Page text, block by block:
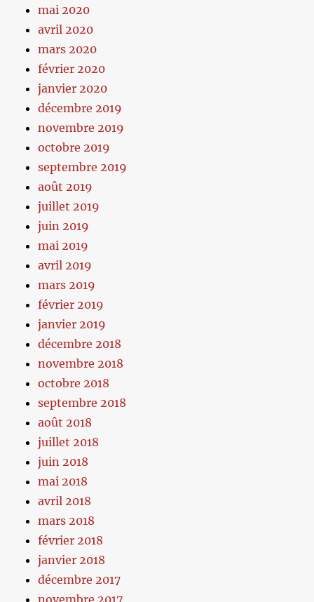
mai 2020
avril 2020
mars 2020
février 2020
janvier 2020
décembre 2019
novembre 2019
octobre 2019
septembre 2019
août 2019
juillet 2019
juin 2019
mai 2019
avril 2019
mars 2019
février 2019
janvier 2019
décembre 2018
novembre 2018
octobre 2018
septembre 2018
août 2018
juillet 2018
juin 2018
mai 2018
avril 2018
mars 2018
février 2018
janvier 2018
décembre 2017
novembre 2017